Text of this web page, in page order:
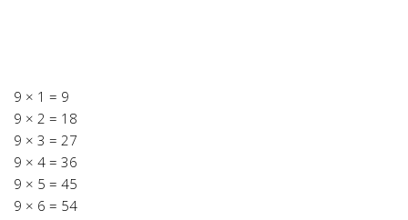
9 × 1 = 9
9 × 2 = 18
9 × 3 = 27
9 × 4 = 36
9 × 5 = 45
9 × 6 = 54